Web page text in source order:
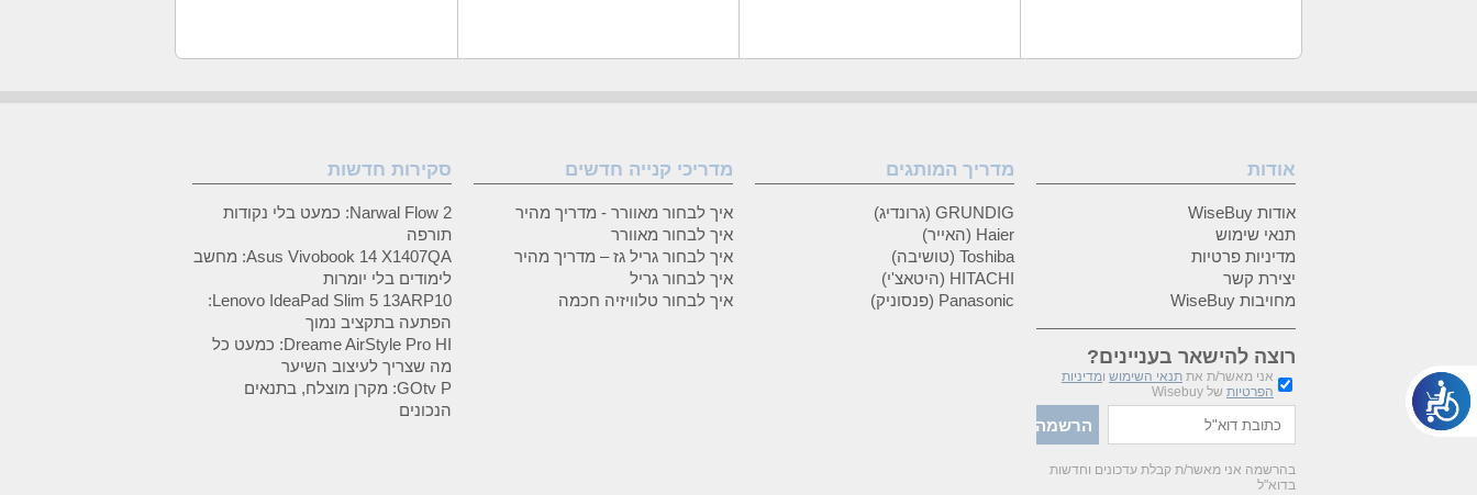
אודות
אודות WiseBuy
תנאי שימוש
מדיניות פרטיות
יצירת קשר
מחויבות WiseBuy
רוצה להישאר בעניינים?
אני מאשר/ת את תנאי השימוש ומדיניות
הפרטיות של Wisebuy
בהרשמה אני מאשר/ת קבלת עדכונים וחדשות
בדוא"ל
מדריך המותגים
GRUNDIG (גרונדיג)
Haier (האייר)
Toshiba (טושיבה)
HITACHI (היטאצ'י)
Panasonic (פנסוניק)
מדריכי קנייה חדשים
איך לבחור מאוורר - מדריך מהיר
איך לבחור מאוורר
איך לבחור גריל גז – מדריך מהיר
איך לבחור גריל
איך לבחור טלוויזיה חכמה
סקירות חדשות
Narwal Flow 2: כמעט בלי נקודות
תורפה
Asus Vivobook 14 X1407QA: מחשב
לימודים בלי יומרות
Lenovo IdeaPad Slim 5 13ARP10:
הפתעה בתקציב נמוך
Dreame AirStyle Pro HI: כמעט כל
מה שצריך לעיצוב השיער
GOtv P: מקרן מוצלח, בתנאים
הנכונים